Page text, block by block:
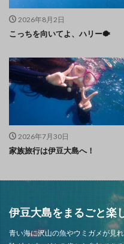
2026年8月2日
こっちを向いてよ、ハリー🐡
2026年7月30日
家族旅行は伊豆大島へ！
伊豆大島をまるごと楽
青い海に沢山の魚やウミガメが見